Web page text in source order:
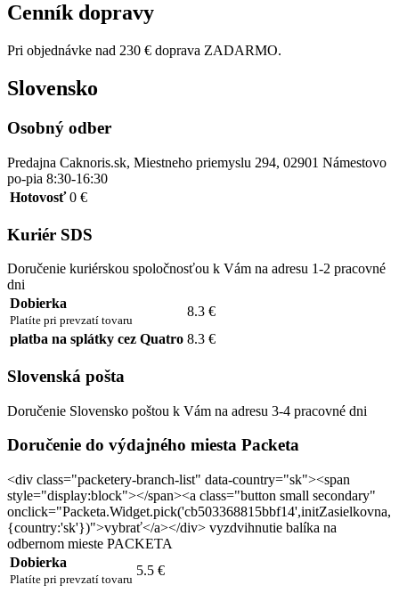
Cenník dopravy
Pri objednávke nad 230 € doprava ZADARMO.
Slovensko
Osobný odber
Predajna Caknoris.sk, Miestneho priemyslu 294, 02901 Námestovo
po-pia 8:30-16:30
Hotovosť 0 €
Kuriér SDS
Doručenie kuriérskou spoločnosťou k Vám na adresu 1-2 pracovné
dni
Dobierka
Platíte pri prevzatí tovaru
8.3 €
platba na splátky cez Quatro 8.3 €
Slovenská pošta
Doručenie Slovensko poštou k Vám na adresu 3-4 pracovné dni
Doručenie do výdajného miesta Packeta
<div class="packetery-branch-list" data-country="sk"><span
style="display:block"></span><a class="button small secondary"
onclick="Packeta.Widget.pick('cb503368815bbf14',initZasielkovna,
{country:'sk'})">vybrať</a></div> vyzdvihnutie balíka na
odbernom mieste PACKETA
Dobierka
Platíte pri prevzatí tovaru
5.5 €